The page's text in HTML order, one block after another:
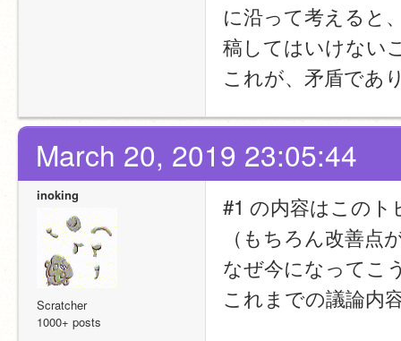
に沿って考えると
稿してはいけない
これが、矛盾であ
March 20, 2019 23:05:44
inoking
Scratcher
1000+ posts
#1 の内容はこの
（もちろん改善
なぜ今になってこ
これまでの議論内